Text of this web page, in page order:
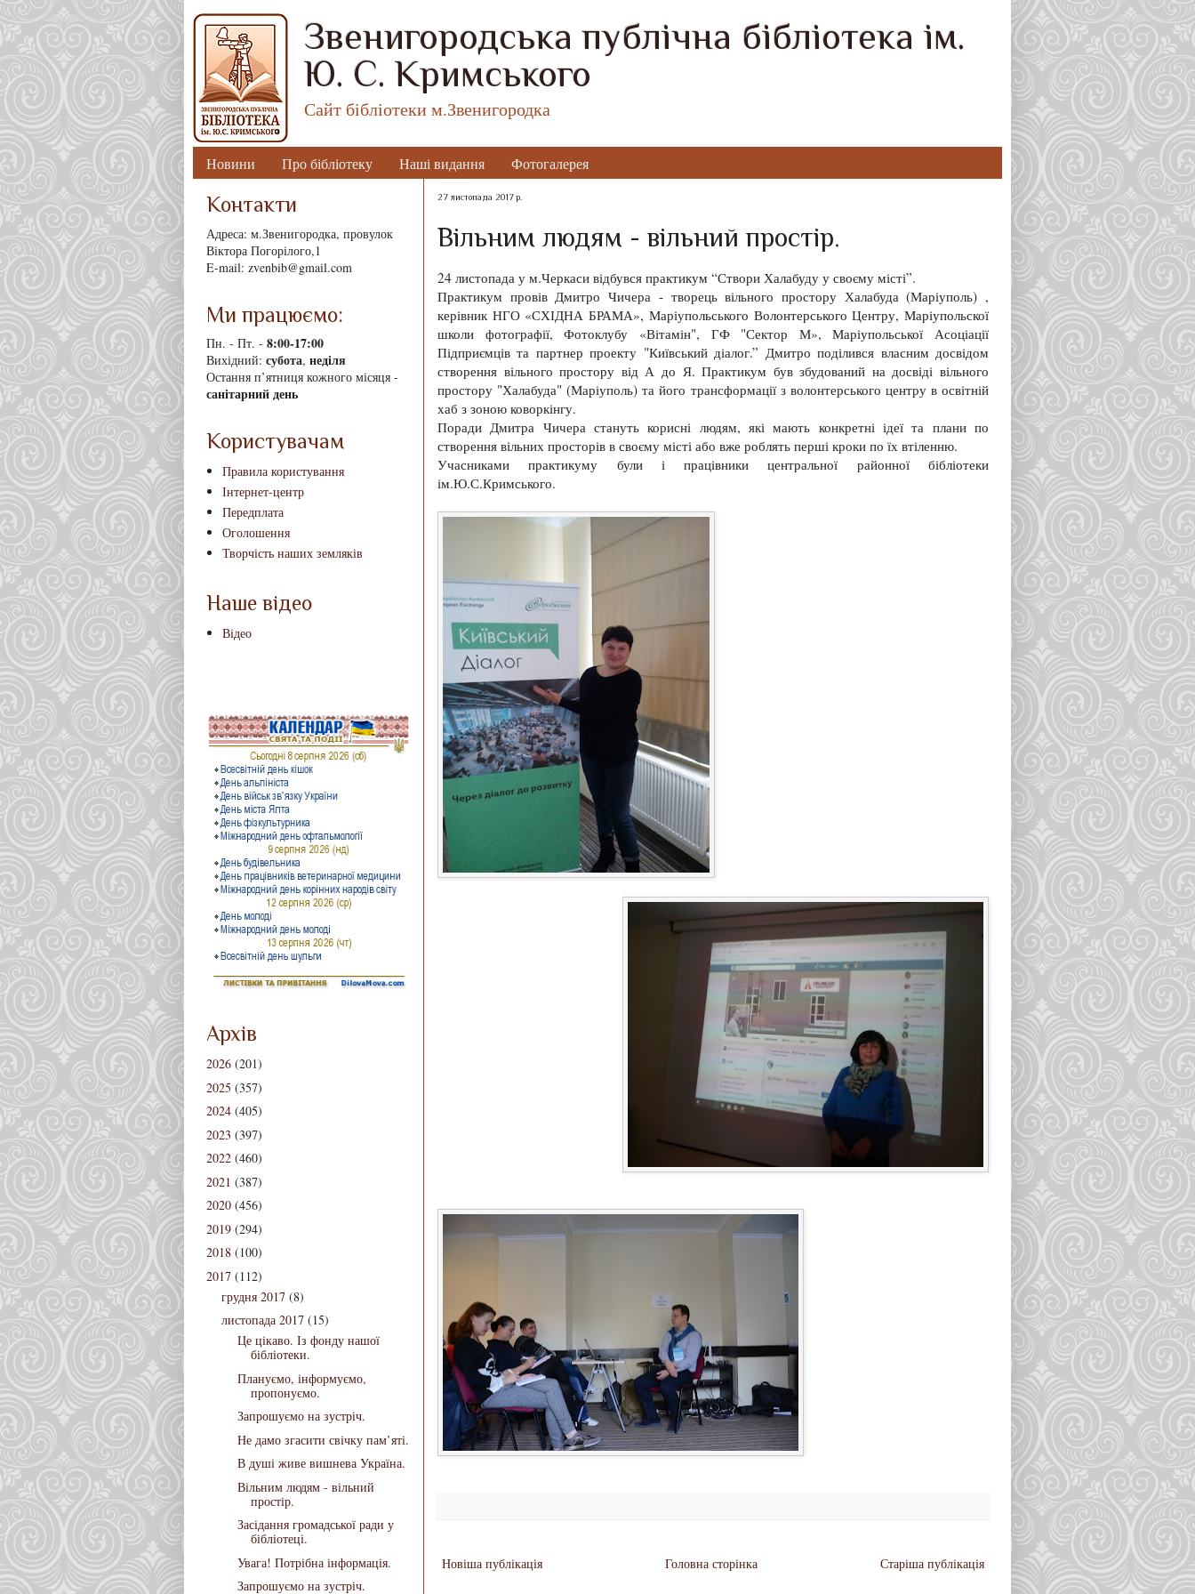
Звенигородська публічна бібліотека ім.
Ю. С. Кримського
Сайт бібліотеки м.Звенигородка
Новини Про бібліотеку Наші видання Фотогалерея
27 листопада 2017 р.
Вільним людям - вільний простір.
24 листопада у м.Черкаси відбувся практикум “Створи Халабуду у своєму місті”.
Практикум провів Дмитро Чичера - творець вільного простору Халабуда (Маріуполь) ,
керівник НГО «СХІДНА БРАМА», Маріупольського Волонтерського Центру, Маріупольскої
школи фотографії, Фотоклубу «Вітамін", ГФ "Сектор М», Маріупольської Асоціації
Підприємців та партнер проекту "Київський діалог.” Дмитро поділився власним досвідом
створення вільного простору від А до Я. Практикум був збудований на досвіді вільного
простору "Халабуда" (Маріуполь) та його трансформації з волонтерського центру в освітній
хаб з зоною коворкінгу.
Поради Дмитра Чичера стануть корисні людям, які мають конкретні ідеї та плани по
створення вільних просторів в своєму місті або вже роблять перші кроки по їх втіленню.
Учасниками практикуму були і працівники центральної районної бібліотеки
ім.Ю.С.Кримського.
Новіша публікація Старіша публікація
Головна сторінка
Контакти
Адреса: м.Звенигородка, провулок
Віктора Погорілого,1
E-mail: zvenbib@gmail.com
Ми працюємо:
Пн. - Пт. - 8:00-17:00
Вихідний: субота, неділя
Остання п’ятниця кожного місяця -
санітарний день
Користувачам
Правила користування
Інтернет-центр
Передплата
Оголошення
Творчість наших земляків
Наше відео
Відео
Архів
2026 (201)
2025 (357)
2024 (405)
2023 (397)
2022 (460)
2021 (387)
2020 (456)
2019 (294)
2018 (100)
2017 (112)
грудня 2017 (8)
листопада 2017 (15)
Це цікаво. Із фонду нашої
бібліотеки.
Плануємо, інформуємо,
пропонуємо.
Запрошуємо на зустріч.
Не дамо згасити свічку пам’яті.
В душі живе вишнева Україна.
Вільним людям - вільний
простір.
Засідання громадської ради у
бібліотеці.
Увага! Потрібна інформація.
Запрошуємо на зустріч.